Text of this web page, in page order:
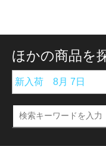
ほかの商品を